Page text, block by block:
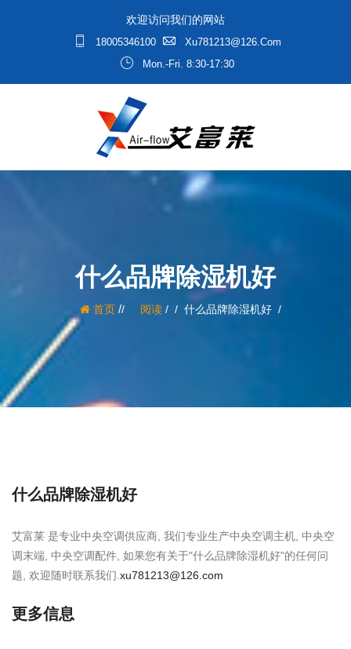
欢迎访问我们的网站
18005346100
Xu781213@126.com
Mon.-Fri. 8:30-17:30
什么品牌除湿机好
首页/ 阅读/ 什么品牌除湿机好
什么品牌除湿机好
艾富莱 是专业中央空调供应商, 我们专业生产中央空调主机, 中央空
调末端, 中央空调配件, 如果您有关于"什么品牌除湿机好"的任何问
题, 欢迎随时联系我们. xu781213@126.com
更多信息